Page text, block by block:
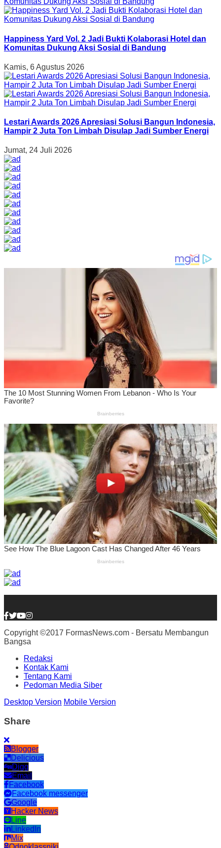
Happiness Yard Vol. 2 Jadi Bukti Kolaborasi Hotel dan
Komunitas Dukung Aksi Sosial di Bandung
Kamis, 6 Agustus 2026
Lestari Awards 2026 Apresiasi Solusi Bangun Indonesia,
Hampir 2 Juta Ton Limbah Disulap Jadi Sumber Energi
Jumat, 24 Juli 2026
Copyright ©2017 FormasNews.com - Bersatu Membangun
Bangsa
Redaksi
Kontak Kami
Tentang Kami
Pedoman Media Siber
Desktop Version Mobile Version
Share
Blogger
Delicious
Digg
Email
Facebook
Facebook messenger
Google
Hacker News
Line
LinkedIn
Mix